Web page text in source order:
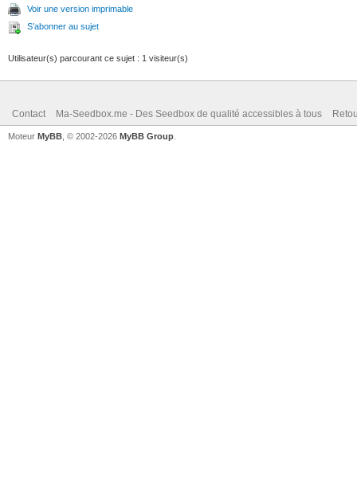
Voir une version imprimable
S’abonner au sujet
Utilisateur(s) parcourant ce sujet : 1 visiteur(s)
Contact Ma-Seedbox.me - Des Seedbox de qualité accessibles à tous
Moteur MyBB , © 2002-2026 MyBB Group